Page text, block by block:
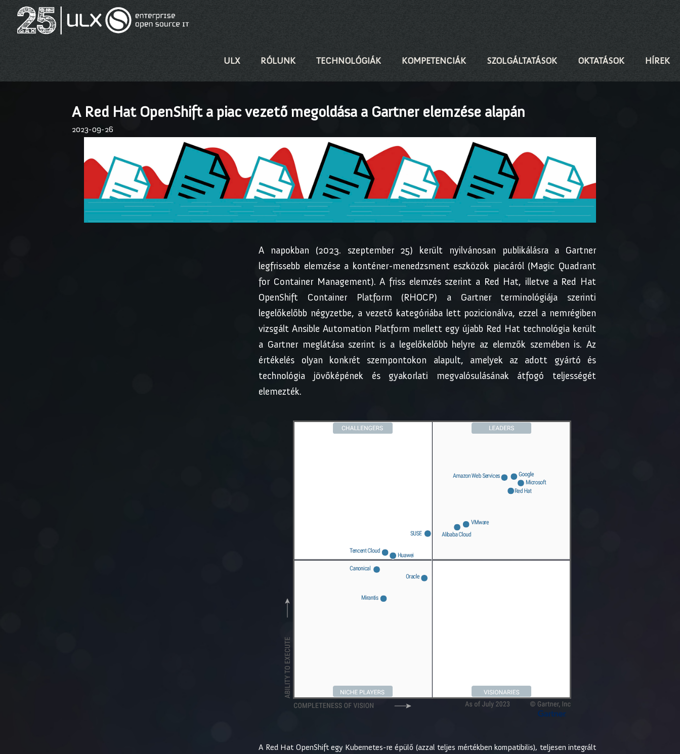
ULX RÓLUNK TECHNOLÓGIÁK KOMPETENCIÁK SZOLGÁLTATÁSOK OKTATÁSOK HÍREK
A Red Hat OpenShift a piac vezető megoldása a Gartner elemzése alapán
2023-09-26
A napokban (2023. szeptember 25) került nyilvánosan publikálásra a Gartner
legfrissebb elemzése a konténer-menedzsment eszközök piacáról (Magic Quadrant
for Container Management). A friss elemzés szerint a Red Hat, illetve a Red Hat
OpenShift Container Platform (RHOCP) a Gartner terminológiája szerinti
legelőkelőbb négyzetbe, a vezető kategóriába lett pozicionálva, ezzel a nemrégiben
vizsgált Ansible Automation Platform mellett egy újabb Red Hat technológia került
a Gartner meglátása szerint is a legelőkelőbb helyre az elemzők szemében is. Az
értékelés olyan konkrét szempontokon alapult, amelyek az adott gyártó és
technológia jövőképének és gyakorlati megvalósulásának átfogó teljességét
elemezték.
A Red Hat OpenShift egy Kubernetes-re épülő (azzal teljes mértékben kompatibilis), teljesen integrált